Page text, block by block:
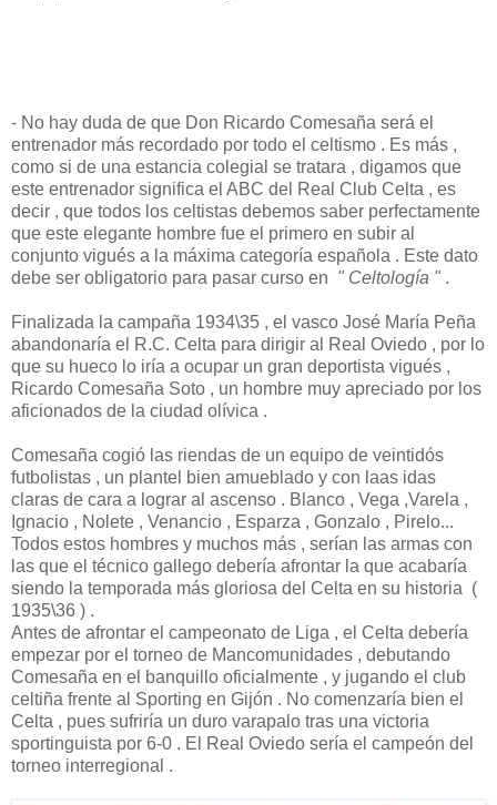
- No hay duda de que Don Ricardo Comesaña será el
entrenador más recordado por todo el celtismo . Es más ,
como si de una estancia colegial se tratara , digamos que
este entrenador significa el ABC del Real Club Celta , es
decir , que todos los celtistas debemos saber perfectamente
que este elegante hombre fue el primero en subir al
conjunto vigués a la máxima categoría española . Este dato
debe ser obligatorio para pasar curso en " Celtología " .
Finalizada la campaña 1934\35 , el vasco José María Peña
abandonaría el R.C. Celta para dirigir al Real Oviedo , por lo
que su hueco lo iría a ocupar un gran deportista vigués ,
Ricardo Comesaña Soto , un hombre muy apreciado por los
aficionados de la ciudad olívica .
Comesaña cogió las riendas de un equipo de veintidós
futbolistas , un plantel bien amueblado y con laas idas
claras de cara a lograr al ascenso . Blanco , Vega ,Varela ,
Ignacio , Nolete , Venancio , Esparza , Gonzalo , Pirelo...
Todos estos hombres y muchos más , serían las armas con
las que el técnico gallego debería afrontar la que acabaría
siendo la temporada más gloriosa del Celta en su historia (
1935\36 ) .
Antes de afrontar el campeonato de Liga , el Celta debería
empezar por el torneo de Mancomunidades , debutando
Comesaña en el banquillo oficialmente , y jugando el club
celtiña frente al Sporting en Gijón . No comenzaría bien el
Celta , pues sufriría un duro varapalo tras una victoria
sportinguista por 6-0 . El Real Oviedo sería el campeón del
torneo interregional .